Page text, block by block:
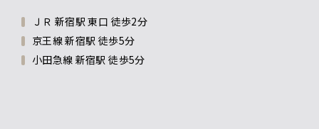
ＪＲ 新宿駅 東口 徒歩2分
京王線 新宿駅 徒歩5分
小田急線 新宿駅 徒歩5分